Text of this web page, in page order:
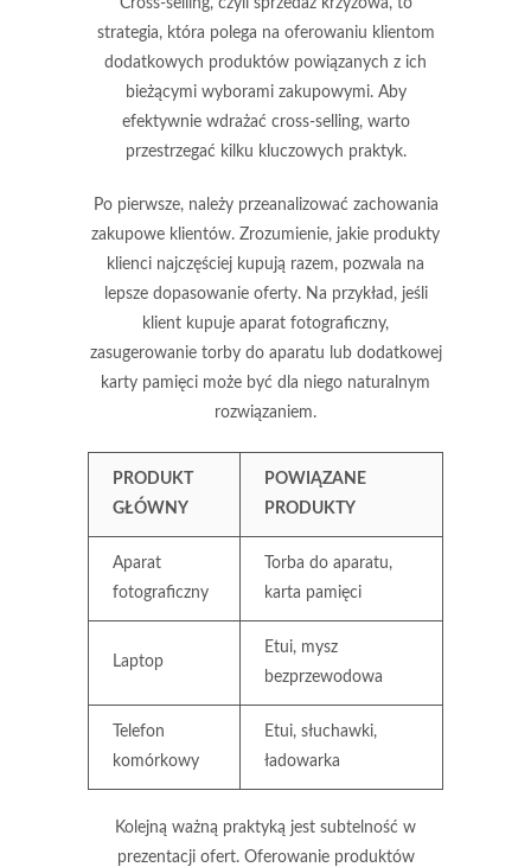
Cross-selling, czyli sprzedaż krzyżowa, to
strategia, która polega na oferowaniu klientom
dodatkowych produktów powiązanych z ich
bieżącymi wyborami zakupowymi. Aby
efektywnie wdrażać cross-selling, warto
przestrzegać kilku kluczowych praktyk.
Po pierwsze, należy przeanalizować zachowania
zakupowe klientów. Zrozumienie, jakie produkty
klienci najczęściej kupują razem, pozwala na
lepsze dopasowanie oferty. Na przykład, jeśli
klient kupuje aparat fotograficzny,
zasugerowanie torby do aparatu lub dodatkowej
karty pamięci może być dla niego naturalnym
rozwiązaniem.
PRODUKT
GŁÓWNY
POWIĄZANE
PRODUKTY
Aparat
fotograficzny
Torba do aparatu,
karta pamięci
Laptop
Etui, mysz
bezprzewodowa
Telefon
komórkowy
Etui, słuchawki,
ładowarka
Kolejną ważną praktyką jest subtelność w
prezentacji ofert. Oferowanie produktów